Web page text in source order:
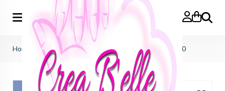
Zoeken
Home f.o.x nails>spectrum gelpolish >Spectrum 060